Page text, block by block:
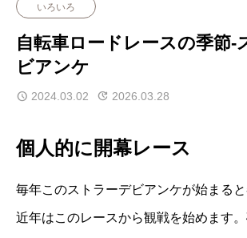
いろいろ
自転車ロードレースの季節-
ビアンケ
2024.03.02 2026.03.28
個人的に開幕レース
毎年このストラーデビアンケが始まると
近年はこのレースから観戦を始めます